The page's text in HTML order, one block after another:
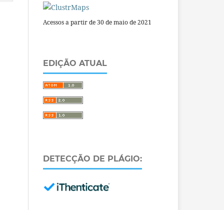
Acessos a partir de 30 de maio de 2021
EDIÇÃO ATUAL
DETECÇÃO DE PLÁGIO: